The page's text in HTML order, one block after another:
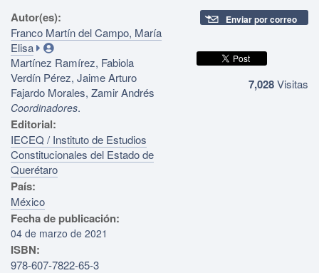
Autor(es):
Franco Martín del Campo, María
Elisa
Martínez Ramírez, Fabiola
Verdín Pérez, Jaime Arturo
Fajardo Morales, Zamir Andrés
Coordinadores.
Editorial:
IECEQ / Instituto de Estudios
Constitucionales del Estado de
Querétaro
País:
México
Fecha de publicación:
04 de marzo de 2021
ISBN:
978-607-7822-65-3
Enviar por correo
7,028Visitas